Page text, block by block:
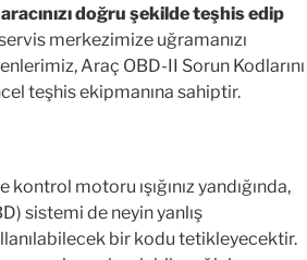
aracınızı doğru şekilde teşhis edip
merkezimize uğramanızı
Araç OBD-II Sorun Kodlarını
teşhis ekipmanına sahiptir.
motoru ışığınız yandığında,
sistemi de neyin yanlış
bir kodu tetikleyecektir.